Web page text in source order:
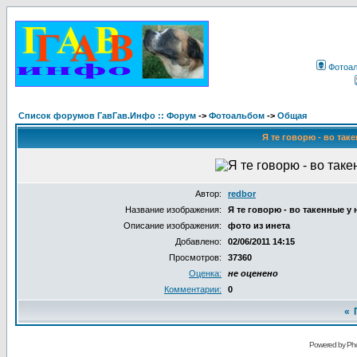
Список форумов ГавГав.Инфо :: Форум -> Фотоальбом -> Общая
Я те говорю - во
Автор:
redbor
Название изображения:
Я те говорю - во такенные у
Описание изображения:
фото из инета
Добавлено:
02/06/2011 14:15
Просмотров:
37360
Оценка:
не оценено
Комментарии:
0
«
Powered by